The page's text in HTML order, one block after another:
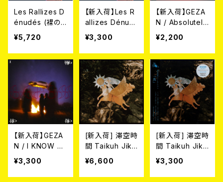
Les Rallizes D
énudés (裸の
ラリーズ) / Dis
que 4 - ‘76 St
udio et Live -
LP（カラー・ヴァ
¥5,720
【新入荷】Les R
allizes Dénud
és (裸のラリー
ズ) / Disque 4
- ‘76 Studio e
t Live - CD
¥3,300
【新入荷】GEZA
N / Absolutely
Imagination （2
ndプレス）7イン
チ＋DLコード
¥2,200
【新入荷】GEZA
N / I KNOW H
OW NOW (C
¥3,300
[新入荷] 滞空時
間 Taikuh Jika
ng / 鳥 (2LP)
¥6,600
[新入荷] 滞空時
間 Taikuh Jika
ng / 鳥 (CD)
¥3,300